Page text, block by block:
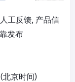
工反馈, 产品信
发布
北京时间)